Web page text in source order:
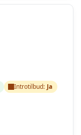
Introtilbud: Ja